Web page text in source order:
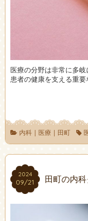
医療の分野は非常に多
患者の健康を支える重要
内科| 医療 | 田町
2024
09/21
2024
09/21 田町の内